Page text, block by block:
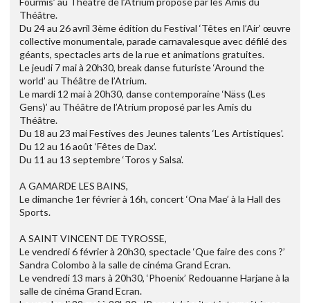
Théâtre.
Du 24 au 26 avril 3ème édition du Festival ‘Têtes en l’Air’ œuvre
collective monumentale, parade carnavalesque avec défilé des
géants, spectacles arts de la rue et animations gratuites.
Le jeudi 7 mai à 20h30, break danse futuriste ‘Around the
world’ au Théâtre de l’Atrium.
Le mardi 12 mai à 20h30, danse contemporaine ‘Näss (Les
Gens)’ au Théâtre de l’Atrium proposé par les Amis du
Théâtre.
Du 18 au 23 mai Festives des Jeunes talents ‘Les Artistiques’.
Du 12 au 16 août ‘Fêtes de Dax’.
Du 11 au 13 septembre ‘Toros y Salsa’.
A GAMARDE LES BAINS,
Le dimanche 1er février à 16h, concert ‘Ona Mae’ à la Hall des
Sports.
A SAINT VINCENT DE TYROSSE,
Le vendredi 6 février à 20h30, spectacle ‘Que faire des cons ?’
Sandra Colombo à la salle de cinéma Grand Ecran.
Le vendredi 13 mars à 20h30, ‘Phoenix’ Redouanne Harjane à la
salle de cinéma Grand Ecran.